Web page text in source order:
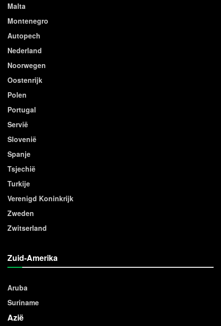
Malta
Montenegro
Autopech
Nederland
Noorwegen
Oostenrijk
Polen
Portugal
Servië
Slovenië
Spanje
Tsjechië
Turkije
Verenigd Koninkrijk
Zweden
Zwitserland
Zuid-Amerika
Aruba
Suriname
Azië